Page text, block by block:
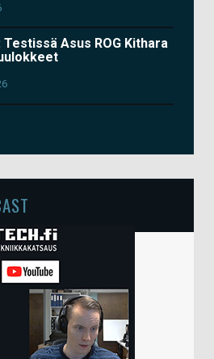
Testissä Asus ROG Kithara